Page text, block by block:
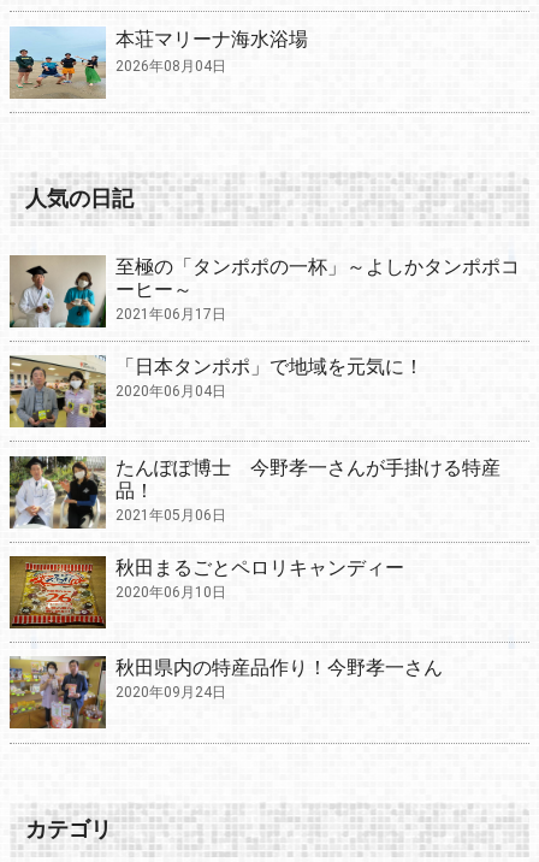
本荘マリーナ海水浴場
2026年08月04日
人気の日記
至極の「タンポポの一杯」～よしかタンポポコ
ーヒー～
2021年06月17日
「日本タンポポ」で地域を元気に！
2020年06月04日
たんぽぽ博士 今野孝一さんが手掛ける特産
品！
2021年05月06日
秋田まるごとペロリキャンディー
2020年06月10日
秋田県内の特産品作り！今野孝一さん
2020年09月24日
カテゴリ